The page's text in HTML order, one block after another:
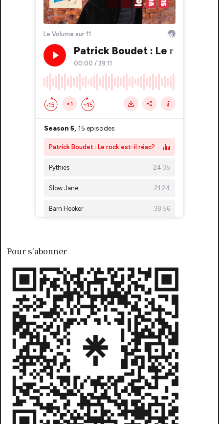
Pour s'abonner